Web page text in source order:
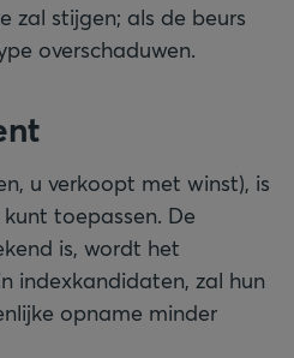
zal stijgen; als de beurs
overschaduwen.
u verkoopt met winst), is
toepassen. De
is, wordt het
indexkandidaten, zal hun
opname minder